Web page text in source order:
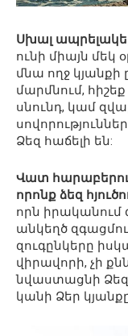
Սխալ
ունի միայն մեկ
մնա ողջ կյանքի
մարմնում,
սնունդ, կամ
Ձեզ հաճելի են:
Վատ
որոնք ձեզ
որն իրականում
անկեղծ
զուգընկերը
վիրավորի, չի
նվաստացնի
կանի Ձեր